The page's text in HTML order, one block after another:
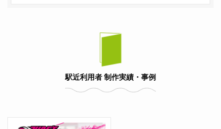
駅近利用者 制作実績・事例